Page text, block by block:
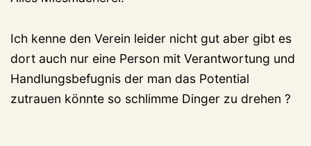
Ich kenne den Verein leider nicht gut aber gibt es
dort auch nur eine Person mit Verantwortung und
Handlungsbefugnis der man das Potential
zutrauen könnte so schlimme Dinger zu drehen ?